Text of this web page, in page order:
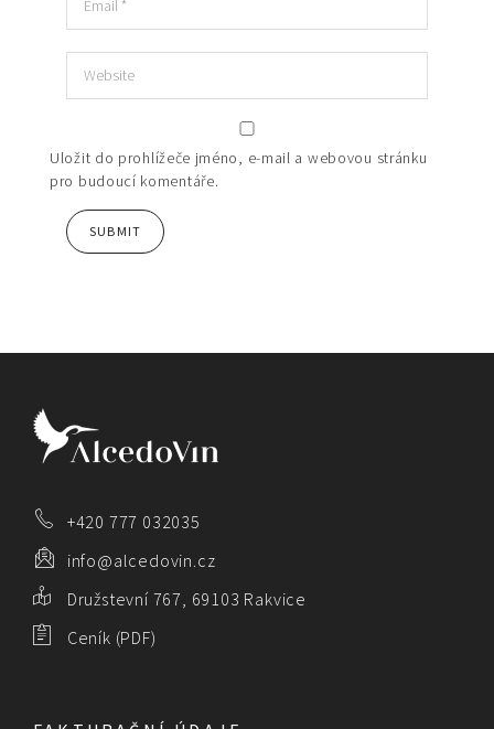
Uložit do prohlížeče jméno, e-mail a webovou stránku
pro budoucí komentáře.
+420 777 032035
info@alcedovin.cz
Družstevní 767, 69103 Rakvice
Ceník (PDF)